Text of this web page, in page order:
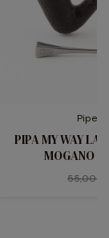
Pipe
PIPA MY WAY
MOGANO
55,00 €